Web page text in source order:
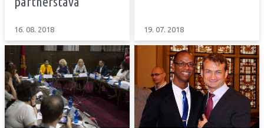
16. 08. 2018 19. 07. 2018